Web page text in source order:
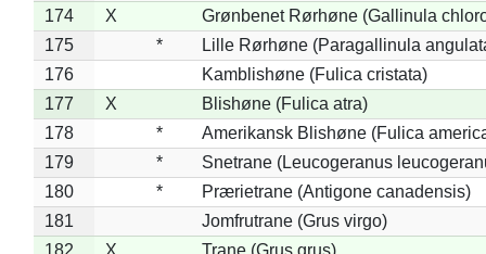
174
X
Grønbenet Rørhøne (Gallinula
175
*
Lille Rørhøne (Paragallinula
176
Kamblishøne (Fulica cristata)
177
X
Blishøne (Fulica atra)
178
*
Amerikansk Blishøne (Fulica
179
*
Snetrane (Leucogeranus
180
*
Prærietrane (Antigone canadensis)
181
Jomfrutrane (Grus virgo)
182
X
Trane (Grus grus)